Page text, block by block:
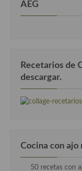
AEG
Recetarios de
descargar.
Cocina con ajo
50 recetas con